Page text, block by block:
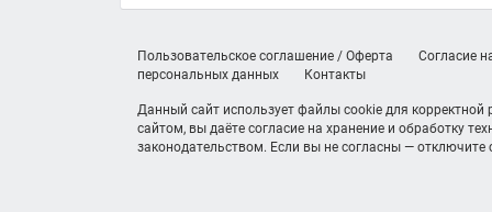
Пользовательское соглашение / Оферта
Согласие
персональных данных
Контакты
Данный сайт использует файлы cookie для
сайтом, вы даёте согласие на хранение и обработку
законодательством. Если вы не согласны — отключите